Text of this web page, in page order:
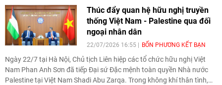
Thúc đẩy quan hệ hữu nghị truyền
thống Việt Nam - Palestine qua đối
ngoại nhân dân
22/07/2026 16:55 BỐN PHƯƠNG KẾT BẠN
Ngày 22/7 tại Hà Nội, Chủ tịch Liên hiệp các tổ chức hữu nghị Việt
Nam Phan Anh Sơn đã tiếp Đại sứ Đặc mệnh toàn quyền Nhà nước
Palestine tại Việt Nam Shadi Abu Zarqa. Trong không khí thân tình,